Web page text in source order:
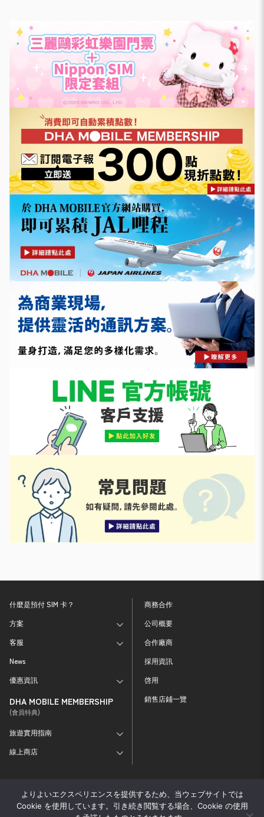
什麼是預付 SIM 卡？
方案
客服
News
優惠資訊
DHA MOBILE MEMBERSHIP
(會員特典)
旅遊實用指南
線上商店
商務合作
公司概要
合作廠商
採用資訊
啓用
銷售店鋪一覽
根據特定商交易法採用之標記
外部傳送資訊之處理 隱私政策
よりよいエクスペリエンスを提供するため、当ウェブサイトでは
Cookie を使用しています。引き続き閲覧する場合、Cookie の使用